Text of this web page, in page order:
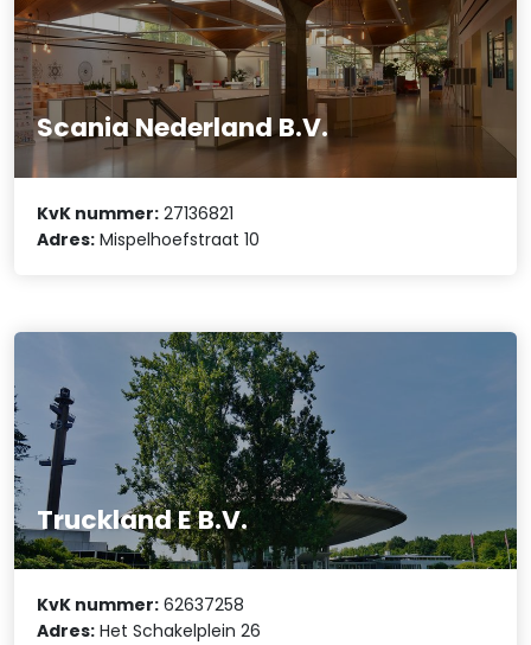
Scania Nederland B.V.
KvK nummer: 27136821
Adres: Mispelhoefstraat 10
Truckland E B.V.
KvK nummer: 62637258
Adres: Het Schakelplein 26